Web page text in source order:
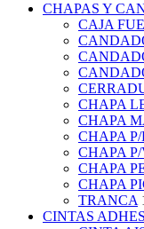
CHAPAS Y
CAJA
CHAPA
CHAPA
CHAPA
CHAPA
CHAPA
CHAPA
TRANCA
CINTAS